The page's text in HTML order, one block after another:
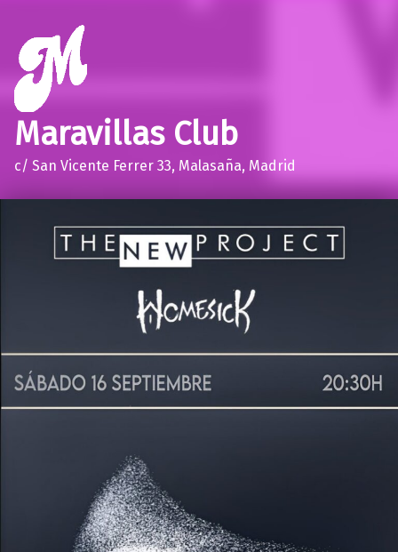
Maravillas Club
c/ San Vicente Ferrer 33, Malasaña, Madrid